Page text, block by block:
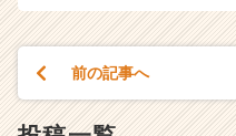
前の記事へ